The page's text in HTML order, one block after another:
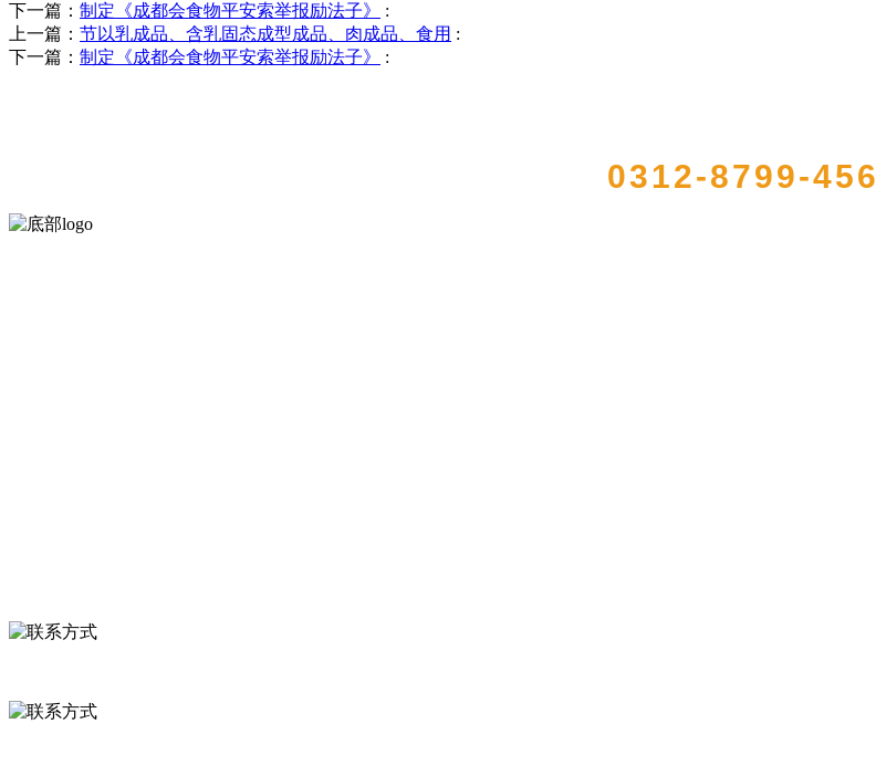
下一篇： 制定《成都会食物平安索举报励法子》
:
上一篇： 节以乳成品、含乳固态成型成品、肉成品、食用 :
下一篇： 制定《成都会食物平安索举报励法子》 :
0312-8799-456